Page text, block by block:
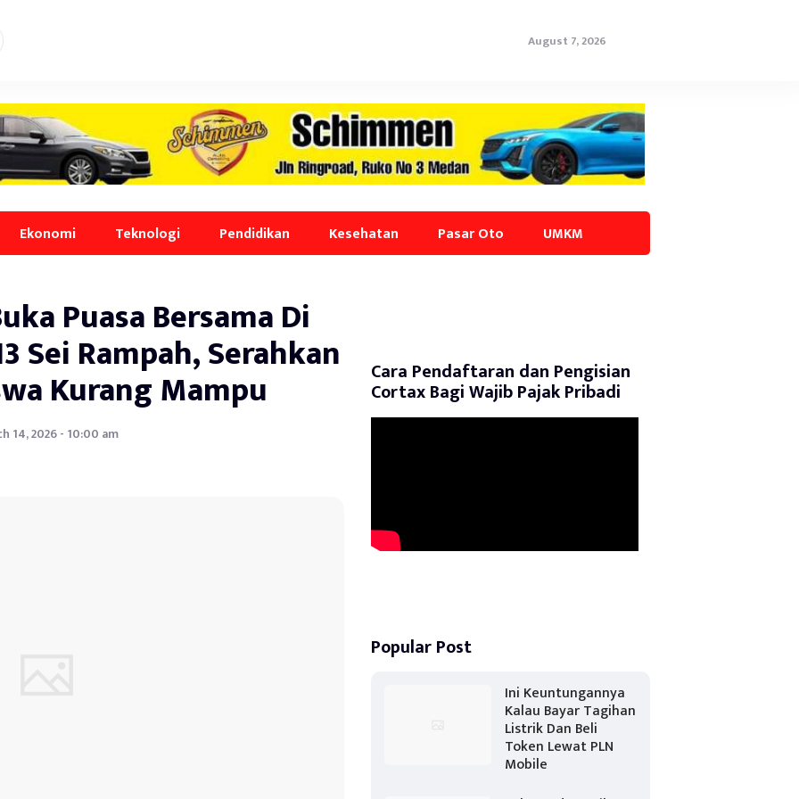
August 7, 2026
Ekonomi Teknologi Pendidikan Kesehatan Pasar Oto UMKM
Puasa Bersama Di
Sei Rampah, Serahkan
Kurang Mampu
14, 2026 - 10:00 am
Cara Pendaftaran dan Pengisian
Cortax Bagi Wajib Pajak Pribadi
Popular Post
Ini Keuntungannya
Kalau Bayar Tagihan
Listrik Dan Beli
Token Lewat PLN
Mobile